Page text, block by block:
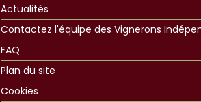
Actualités
Contactez l'équipe des Vignerons
FAQ
Plan du site
Cookies